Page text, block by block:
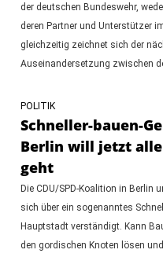
der deutschen Bundeswehr,
deren Partner und Unterstützer
gleichzeitig zeichnet sich der
Auseinandersetzung zwischen
POLITIK
Schneller-bauen-
Berlin will jetzt
geht
Die CDU/SPD-Koalition in Berlin
sich über ein sogenanntes
Hauptstadt verständigt. Kann
den gordischen Knoten lösen